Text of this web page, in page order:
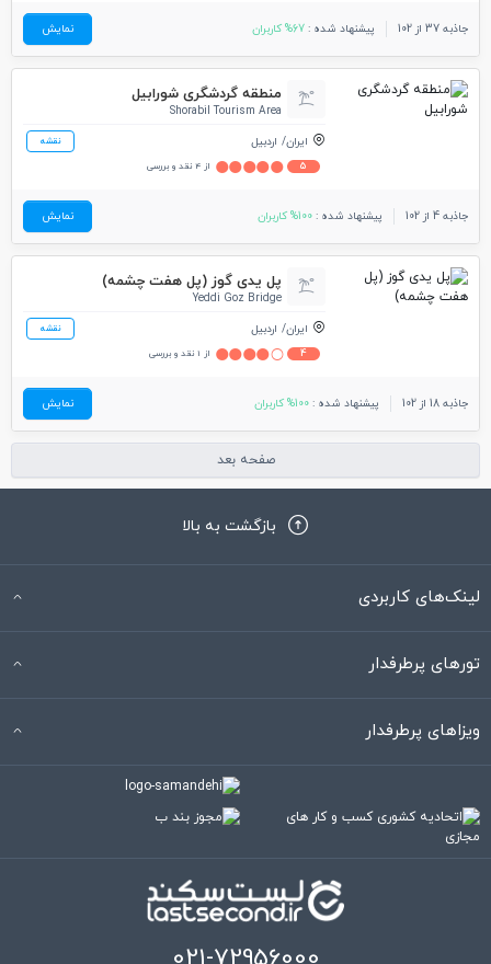
جاذبه 37 از 102 پیشنهاد شده : 67% کاربران نمایش
منطقه گردشگری شورابیل
Shorabil Tourism Area
ایران اردبیل نقشه
5 از 4 نقد و بررسی
جاذبه 4 از 102 پیشنهاد شده : 100% کاربران نمایش
پل یدی گوز (پل هفت چشمه)
Yeddi Goz Bridge
ایران اردبیل نقشه
4 از 1 نقد و بررسی
جاذبه 18 از 102 پیشنهاد شده : 100% کاربران نمایش
صفحه بعد
بازگشت به بالا
لینک‌های کاربردی
تورهای پرطرفدار
ویزاهای پرطرفدار